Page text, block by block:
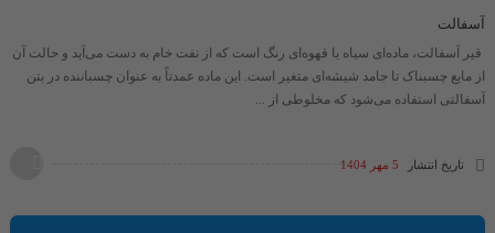
آسفالت
قیر آسفالت، ماده‌ای سیاه یا قهوه‌ای رنگ است که از نفت خام به دست می‌آید و حالت آن
از مایع چسبناک تا جامد شیشه‌ای متغیر است. این ماده عمدتاً به عنوان چسباننده در بتن
آسفالتی استفاده می‌شود که مخلوطی از ...
تاریخ انتشار 5 مهر 1404